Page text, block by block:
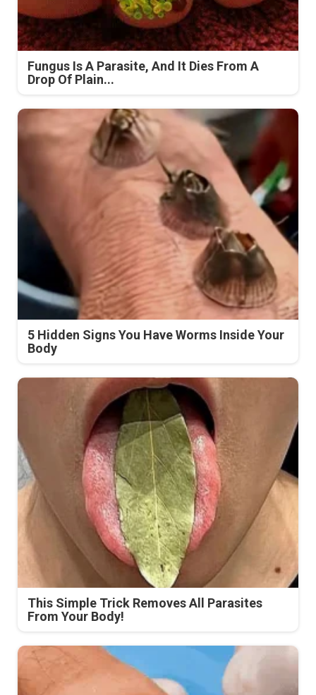
Fungus Is A Parasite, And It Dies From A
Drop Of Plain...
5 Hidden Signs You Have Worms Inside Your
Body
This Simple Trick Removes All Parasites
From Your Body!